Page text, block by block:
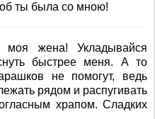
ты была со мною!
жена! Укладывайся
быстрее меня. А то
не помогут, ведь
рядом и распугивать
храпом. Сладких